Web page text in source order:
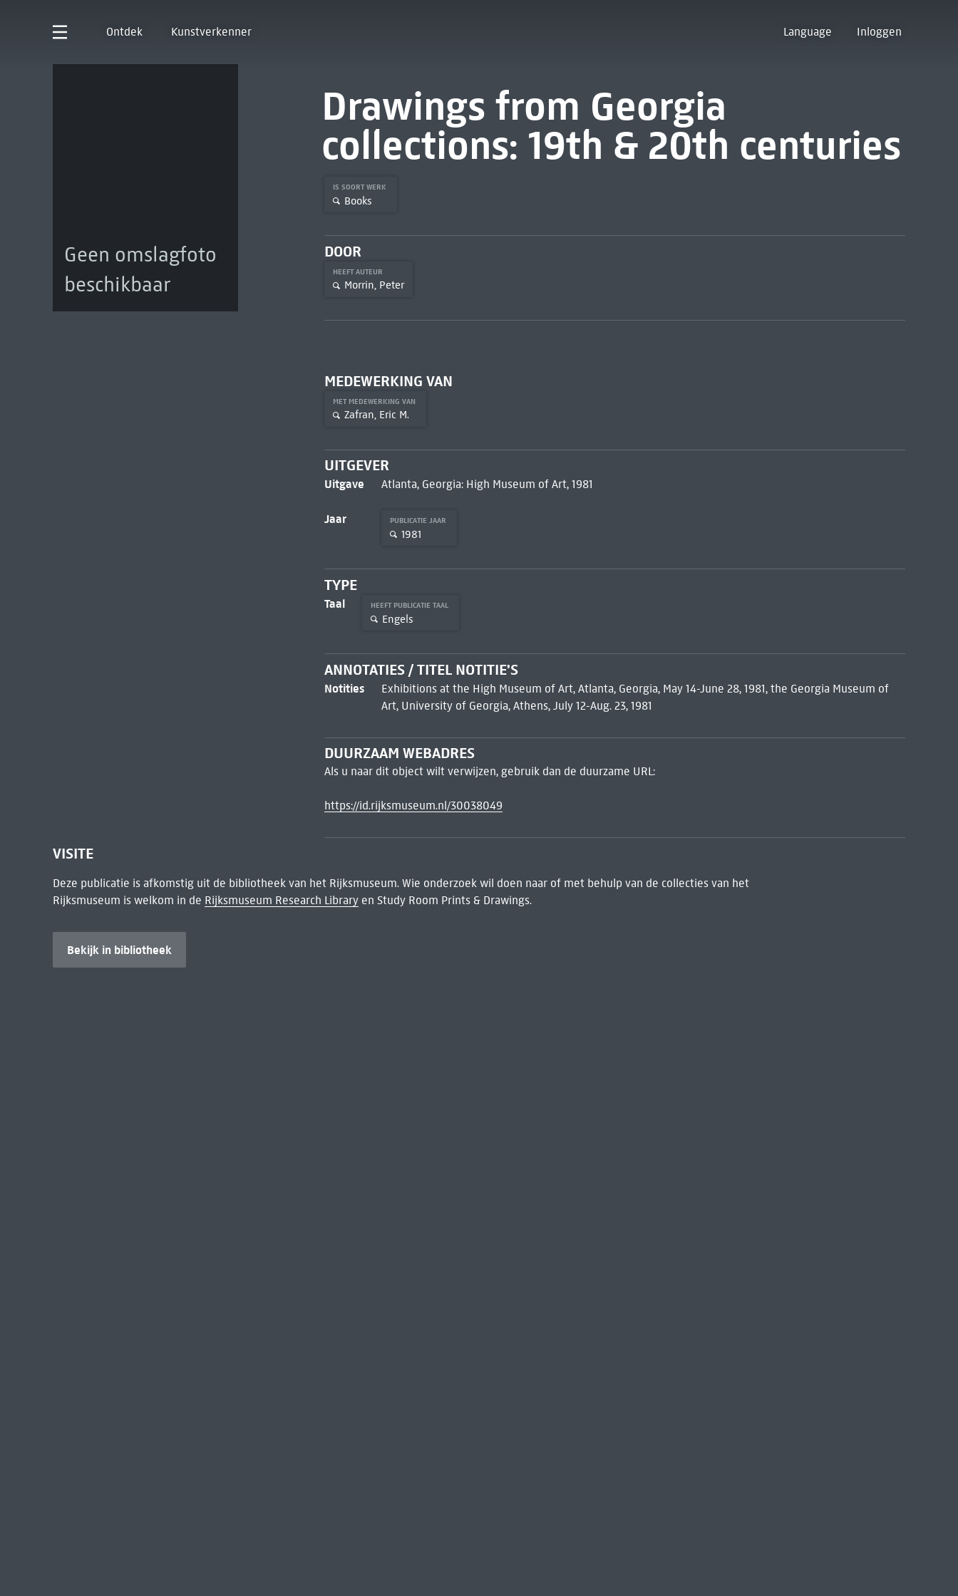
Ontdek Kunstverkenner Language Inloggen
Geen omslagfoto
beschikbaar
Drawings from Georgia
collections: 19th & 20th centuries
IS SOORT WERK
Books
DOOR
HEEFT AUTEUR
Morrin, Peter
MEDEWERKING VAN
MET MEDEWERKING VAN
Zafran, Eric M.
UITGEVER
Uitgave Atlanta, Georgia: High Museum of Art, 1981
Jaar PUBLICATIE JAAR
1981
TYPE
Taal HEEFT PUBLICATIE TAAL
Engels
ANNOTATIES / TITEL NOTITIE'S
Notities
Exhibitions at the High Museum of Art, Atlanta, Georgia, May 14-June 28, 1981, the Georgia Museum of
Art, University of Georgia, Athens, July 12-Aug. 23, 1981
DUURZAAM WEBADRES
Als u naar dit object wilt verwijzen, gebruik dan de duurzame URL:
https://id.rijksmuseum.nl/30038049
VISITE
Deze publicatie is afkomstig uit de bibliotheek van het Rijksmuseum. Wie onderzoek wil doen naar of met behulp van de collecties van het
Rijksmuseum is welkom in de Rijksmuseum Research Libraryen Study Room Prints & Drawings.
Bekijk in bibliotheek